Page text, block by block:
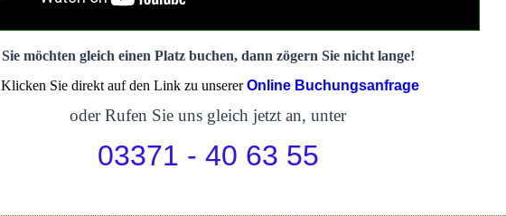
Sie möchten gleich einen Platz buchen, dann zögern Sie nicht lange!
Klicken Sie direkt auf den Link zu unsererOnline Buchungsanfrage
oder Rufen Sie uns gleich jetzt an, unter
03371 - 40 63 55